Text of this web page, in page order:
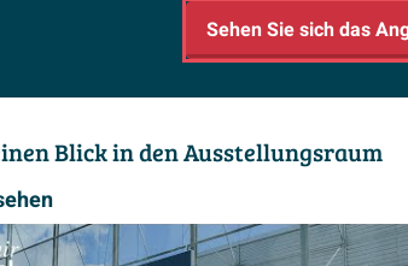
Sehen Sie sich das
Blick in den Ausstellungsraum